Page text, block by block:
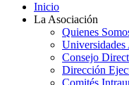
Inicio
La Asociación
Quienes
Consejo
Dirección
Comités